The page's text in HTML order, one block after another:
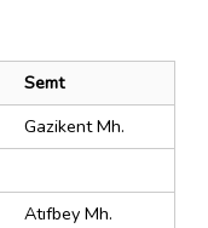
Semt
Gazikent Mh.
Atıfbey Mh.